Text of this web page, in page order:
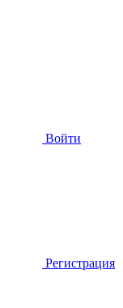
Войти
Регистрация